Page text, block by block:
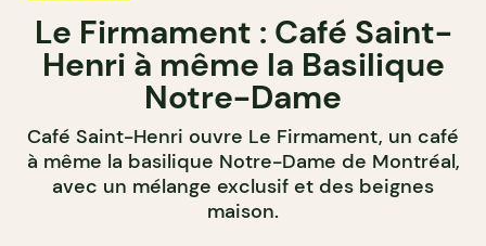
Le Firmament : Café Saint-
Henri à même la Basilique
Notre-Dame
Café Saint-Henri ouvre Le Firmament, un café
à même la basilique Notre-Dame de Montréal,
avec un mélange exclusif et des beignes
maison.